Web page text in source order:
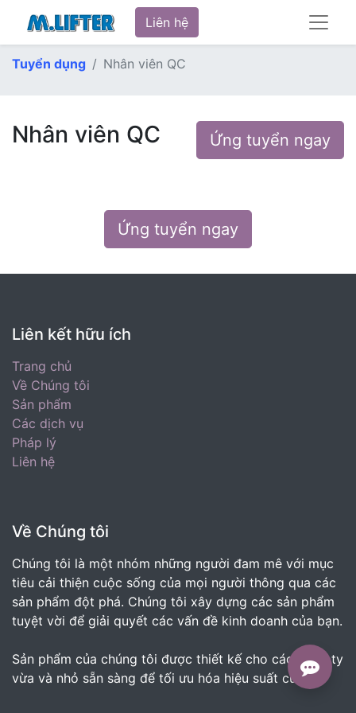
Liên hệ
Tuyển dụng Nhân viên QC
Ứng tuyển ngay
Nhân viên QC
Ứng tuyển ngay
Liên kết hữu ích
Trang chủ
Về Chúng tôi
Sản phẩm
Các dịch vụ
Pháp lý
Liên hệ
Về Chúng tôi
Chúng tôi là một nhóm những người đam mê với mục
tiêu cải thiện cuộc sống của mọi người thông qua các
sản phẩm đột phá. Chúng tôi xây dựng các sản phẩm
tuyệt vời để giải quyết các vấn đề kinh doanh của bạn.
Sản phẩm của chúng tôi được thiết kế cho các công ty
vừa và nhỏ sẵn sàng để tối ưu hóa hiệu suất của họ.